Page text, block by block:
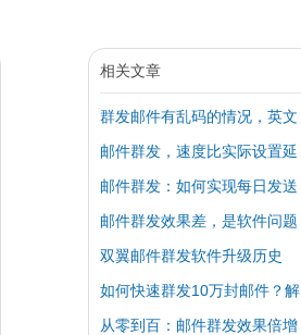
相关文章
群发邮件有乱码的情况，英文
邮件群发，速度比实际设置延
邮件群发：如何实现每日发送
邮件群发效果差，是软件问题
双翼邮件群发软件升级历史
如何快速群发10万封邮件？解
从零到百：邮件群发效果倍增